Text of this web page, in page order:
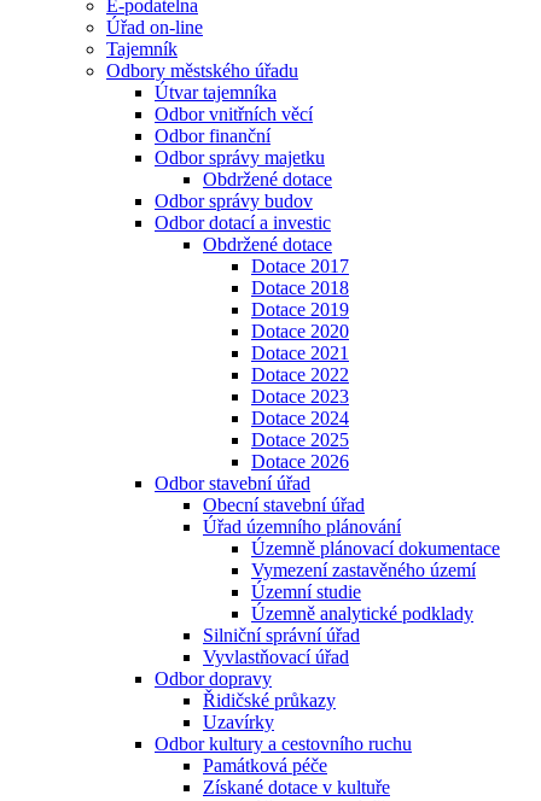
E-podatelna
Úřad on-line
Tajemník
Odbory městského úřadu
Útvar tajemníka
Odbor vnitřních věcí
Odbor finanční
Odbor správy majetku
Obdržené dotace
Odbor správy budov
Odbor dotací a investic
Obdržené dotace
Dotace 2017
Dotace 2018
Dotace 2019
Dotace 2020
Dotace 2021
Dotace 2022
Dotace 2023
Dotace 2024
Dotace 2025
Dotace 2026
Odbor stavební úřad
Obecní stavební úřad
Úřad územního plánování
Územně plánovací dokumentace
Vymezení zastavěného území
Územní studie
Územně analytické podklady
Silniční správní úřad
Vyvlastňovací úřad
Odbor dopravy
Řidičské průkazy
Uzavírky
Odbor kultury a cestovního ruchu
Památková péče
Získané dotace v kultuře